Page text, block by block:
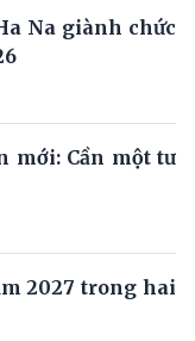
Na giành chức
mới: Cần một tư
2027 trong hai